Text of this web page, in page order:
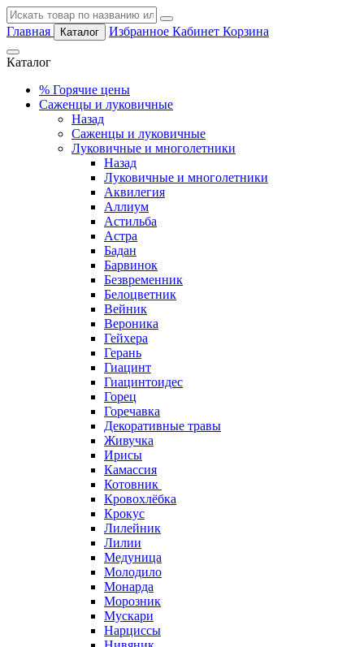
Главная Каталог Избранное Кабинет Корзина
Каталог
% Горячие цены
Саженцы и луковичные
Назад
Саженцы и луковичные
Луковичные и многолетники
Назад
Луковичные и многолетники
Аквилегия
Аллиум
Астильба
Астра
Бадан
Барвинок
Безвременник
Белоцветник
Вейник
Вероника
Гейхера
Герань
Гиацинт
Гиацинтоидес
Горец
Горечавка
Декоративные травы
Живучка
Ирисы
Камассия
Котовник
Кровохлёбка
Крокус
Лилейник
Лилии
Медуница
Молодило
Монарда
Морозник
Мускари
Нарциссы